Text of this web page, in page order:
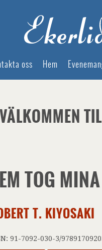
oss Hem
VÄLKOMMEN
TOG
T. KIYOSAKI
91-7092-030-3/